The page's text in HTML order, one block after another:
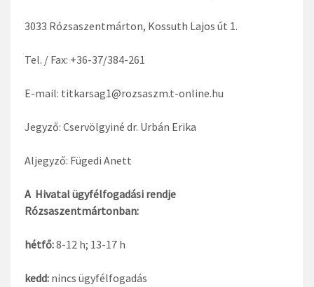
3033 Rózsaszentmárton, Kossuth Lajos út 1.
Tel. / Fax: +36-37/384-261
E-mail: titkarsag1@rozsaszm.t-online.hu
Jegyző: Cservölgyiné dr. Urbán Erika
Aljegyző: Fügedi Anett
A Hivatal ügyfélfogadási rendje
Rózsaszentmártonban:
hétfő:8-12 h; 13-17 h
kedd: nincs ügyfélfogadás